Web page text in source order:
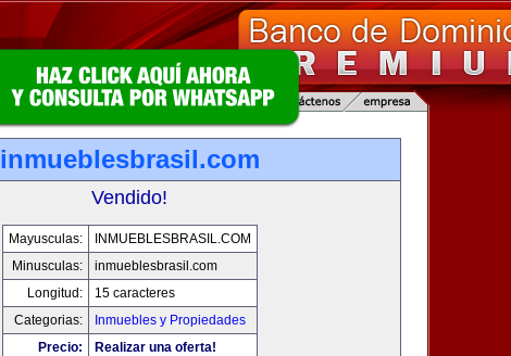
inmueblesbrasil.com
Vendido!
Mayusculas:
INMUEBLESBRASIL.COM
Minusculas:
inmueblesbrasil.com
Longitud:
15 caracteres
Categorias:
Inmuebles y Propiedades
Precio:
Realizar una oferta!